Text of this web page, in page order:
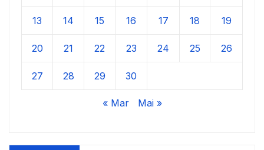
13 14 15 16 17 18 19
20 21 22 23 24 25 26
27 28 29 30
« Mar Mai »